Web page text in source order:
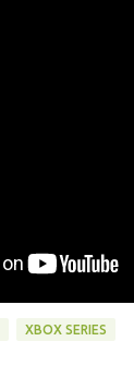
XBOX SERIES